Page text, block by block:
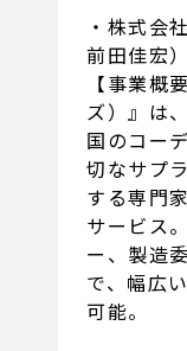
・株式会
前田佳宏）
【事業概
ズ）』は
国のコー
切なサプ
する専門
サービス
ー、製造
で、幅広
可能。